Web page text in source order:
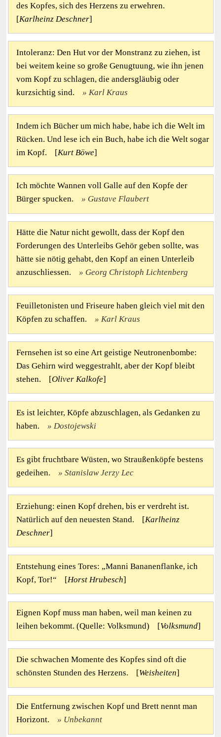
des Kopfes, sich des Herzens zu erwehren.
[Karlheinz Deschner]
Intoleranz: Den Hut vor der Monstranz zu ziehen, ist
bei weitem keine so große Genugtuung, wie ihn jenen
vom Kopf zu schlagen, die andersgläubig oder
kurzsichtig sind.
Karl Kraus
Indem ich Bücher um mich habe, habe ich die Welt im
Rücken. Und lese ich ein Buch, habe ich die Welt sogar
im Kopf. [Kurt Böwe]
Ich möchte Wannen voll Galle auf den Kopfe der
Bürger spucken.
Gustave Flaubert
Hätte die Natur nicht gewollt, dass der Kopf den
Forderungen des Unterleibs Gehör geben sollte, was
hätte sie nötig gehabt, den Kopf an einen Unterleib
anzuschliessen.
Georg Christoph Lichtenberg
Feuilletonisten und Friseure haben gleich viel mit den
Köpfen zu schaffen.
Karl Kraus
Fernsehen ist so eine Art geistige Neutronenbombe:
Das Gehirn wird weggestrahlt, aber der Kopf bleibt
stehen. [Oliver Kalkofe]
Es ist leichter, Köpfe abzuschlagen, als Gedanken zu
haben.
Dostojewski
Es gibt fruchtbare Wüsten, wo Straußenköpfe bestens
gedeihen.
Stanislaw Jerzy Lec
Erziehung: einen Kopf drehen, bis er verdreht ist.
Natürlich auf den neuesten Stand. [Karlheinz
Deschner]
Entstehung eines Tores: „Manni Bananenflanke, ich
Kopf, Tor!“ [Horst Hrubesch]
Eignen Kopf muss man haben, weil man keinen zu
leihen bekommt. (Quelle: Volksmund) [Volksmund]
Die schwachen Momente des Kopfes sind oft die
schönsten Stunden des Herzens. [Weisheiten]
Die Entfernung zwischen Kopf und Brett nennt man
Horizont.
Unbekannt